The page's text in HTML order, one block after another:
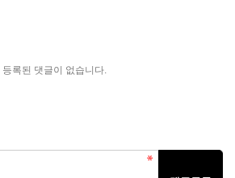
등록된 댓글이 없습니다.